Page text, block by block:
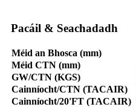
Pacáil & Seachadadh
Méid an Bhosca (mm)
Méid CTN (mm)
GW/CTN (KGS)
Cainníocht/CTN (TACAIR)
Cainníocht/20'FT (TACAIR)